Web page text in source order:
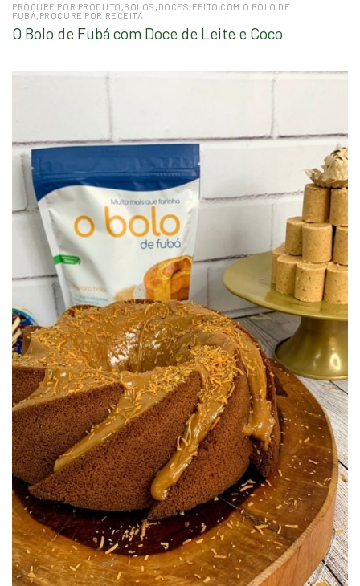
PROCURE POR PRODUTO ,BOLOS , DOCES, FEITO COM O BOLO DE
FUBÁ, PROCURE POR RECEITA
O Bolo de Fubá com Doce de Leite e Coco